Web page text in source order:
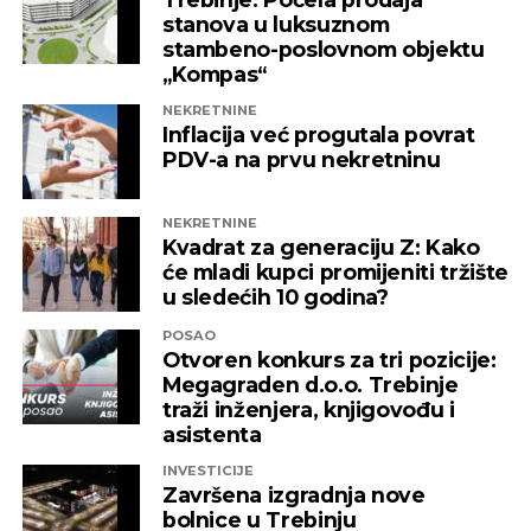
nadležne institucije da što prije pronađu
adekvatno rješenje kako ni jedna druga
domaća kompanija u budućnosti ne bi bila
izložena nezabilježenoj diskriminaciji”
saopšteno je iz “Invictusa”.
Kažu i da su sada izloženi potezima koji nemaju bilo
kakve veze sa normalnim poslovanjem i
poštovanjem zakonskih normi, a da ih relevantne
institucije kao savjesnog poslovnog subjekta nisu u
stanju zaštiti, zbog čega moraju priznati da je teško
pronaći adekvatniji odgovor koji ne bi uključivao
ozbiljnije rezove u samoj kompaniji.
Podsjetimo, 18. juna ove godine američka
uvela je sankcije nizu kompanija koje “čine mrežu
podrške predsjedniku Republike Srpske Miloradu
stanova u luksuznom
stambeno-poslovnom objektu
„Kompas“
NEKRETNINE
Inflacija već progutala povrat
PDV-a na prvu nekretninu
NEKRETNINE
Kvadrat za generaciju Z: Kako
će mladi kupci promijeniti tržište
u sledećih 10 godina?
POSAO
Otvoren konkurs za tri pozicije:
Megagraden d.o.o. Trebinje
traži inženjera, knjigovođu i
asistenta
INVESTICIJE
Završena izgradnja nove
bolnice u Trebinju